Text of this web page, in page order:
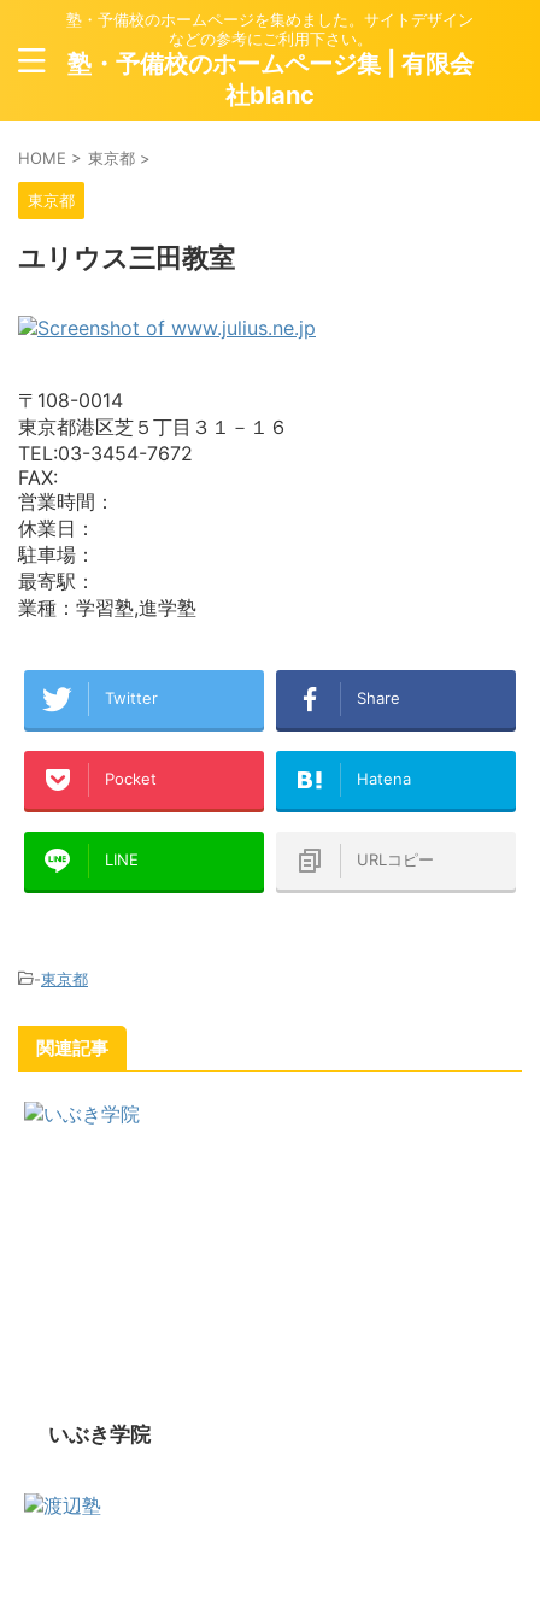
塾・予備校のホームページを集めました。サイトデザイン
などの参考にご利用下さい。
塾・予備校のホームページ集 | 有限会
社blanc
HOME > 東京都 >
東京都
ユリウス三田教室
〒108-0014
東京都港区芝５丁目３１－１６
TEL:03-3454-7672
FAX:
営業時間：
休業日：
駐車場：
最寄駅：
業種：学習塾,進学塾
Twitter Share
Pocket Hatena
LINE URLコピー
-東京都
関連記事
いぶき学院